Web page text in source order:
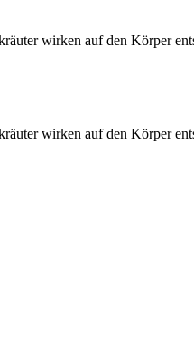
wirken auf den Körper
wirken auf den Körper